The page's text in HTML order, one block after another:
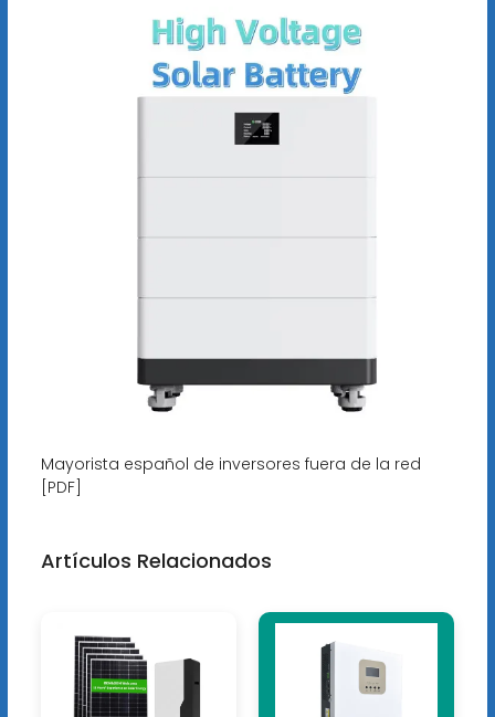
Mayorista español de inversores fuera de la red
[PDF]
Artículos Relacionados